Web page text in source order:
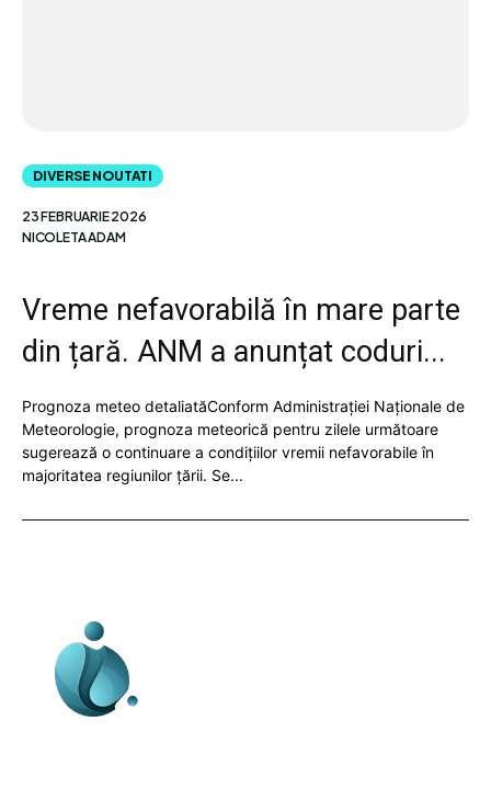
DIVERSE NOUTATI
23 FEBRUARIE 2026
NICOLETA ADAM
Vreme nefavorabilă în mare parte
din țară. ANM a anunțat coduri...
Prognoza meteo detaliatăConform Administrației Naționale de
Meteorologie, prognoza meteorică pentru zilele următoare
sugerează o continuare a condițiilor vremii nefavorabile în
majoritatea regiunilor țării. Se...